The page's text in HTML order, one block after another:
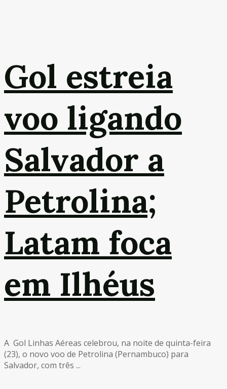
Gol estreia
voo ligando
Salvador a
Petrolina;
Latam foca
em Ilhéus
A Gol Linhas Aéreas celebrou, na noite de quinta-feira
(23), o novo voo de Petrolina (Pernambuco) para
Salvador, com três ...